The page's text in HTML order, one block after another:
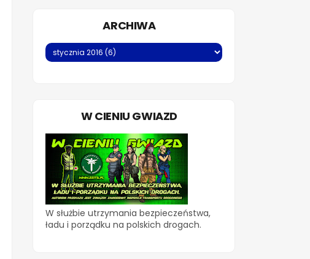
ARCHIWA
W CIENIU GWIAZD
W służbie utrzymania bezpieczeństwa,
ładu i porządku na polskich drogach.